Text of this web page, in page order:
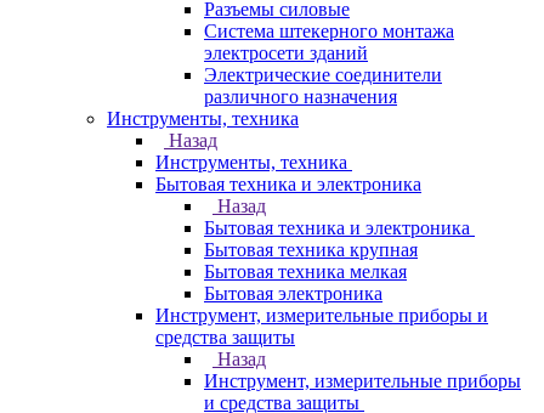
Разъемы силовые
Система штекерного монтажа
электросети зданий
Электрические соединители
различного назначения
Инструменты, техника
Назад
Инструменты, техника
Бытовая техника и электроника
Назад
Бытовая техника и электроника
Бытовая техника крупная
Бытовая техника мелкая
Бытовая электроника
Инструмент, измерительные приборы и
средства защиты
Назад
Инструмент, измерительные приборы
и средства защиты